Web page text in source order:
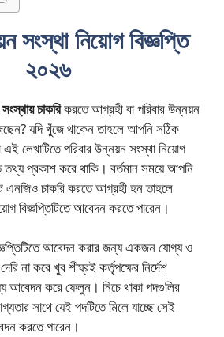
সংস্থা নিয়োগ বিজ্ঞপ্তি
২০২৬
চাকরিকরতে আগ্রহী বা পরিবার উন্নয়ন
যদি খুঁজে থাকেন তাহলে আপনি সঠিক
লেখাটিতে পরিবার উন্নয়ন সংস্থা নিয়োগ
প্রকাশ করে থাকি। বর্তমান সময়ে আপনি
এনজিও চাকরি করতে আগ্রহী হন তাহলে
বিজ্ঞপ্তিটিতে আবেদন করতে পারেন।
আবেদন করার জন্য একজন যোগ্য ও
না করে খুব শীঘ্রই কর্তৃপক্ষের নির্দেশ
আবেদন করে ফেলুন। নিচে থাকা পদগুলির
সাথে যেই পদটিতে মিলে যাচ্ছে সেই
করতে পারেন।